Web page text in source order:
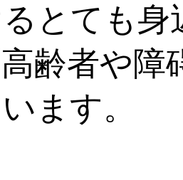
とても
齢者や障
ます。